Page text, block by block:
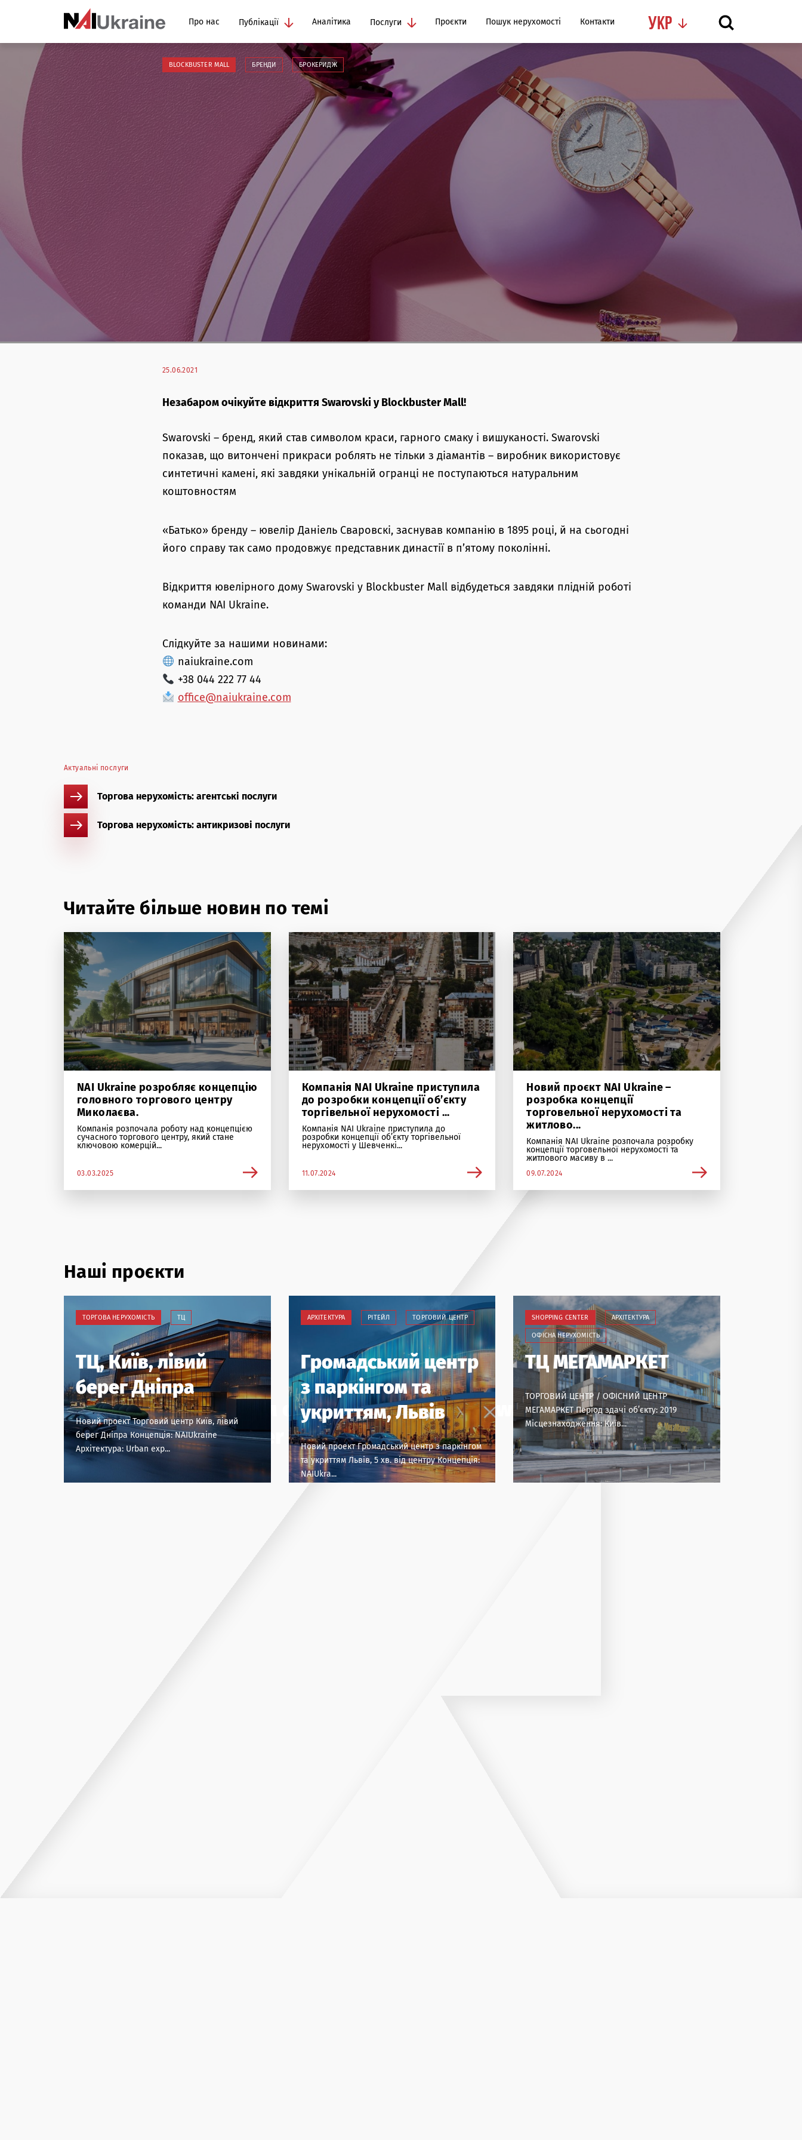
Про нас Публікації Аналітика Послуги Проєкти Пошук нерухомості Контакти Укр
BLOCKBUSTER MALL БРЕНДИ БРОКЕРИДЖ
Незабаром очікуйте відкриття Swarovski у
Blockbuster Mall!
25.06.2021
Незабаром очікуйте відкриття Swarovski у Blockbuster Mall!
Swarovski – бренд, який став символом краси, гарного смаку і вишуканості. Swarovski
показав, що витончені прикраси роблять не тільки з діамантів – виробник використовує
синтетичні камені, які завдяки унікальній огранці не поступаються натуральним
коштовностям
«Батько» бренду – ювелір Даніель Сваровскі, заснував компанію в 1895 році, й на сьогодні
його справу так само продовжує представник династії в п’ятому поколінні.
Відкриття ювелірного дому Swarovski у Blockbuster Mall відбудеться завдяки плідній роботі
команди NAI Ukraine.
Слідкуйте за нашими новинами:
naiukraine.com
+38 044 222 77 44
office@naiukraine.com
Актуальні послуги
Торгова нерухомість: агентські послуги
Торгова нерухомість: антикризові послуги
Читайте більше новин по темі
NAI Ukraine розробляє концепцію
головного торгового центру
Миколаєва.
Компанія розпочала роботу над концепцією
сучасного торгового центру, який стане
ключовою комерцій...
03.03.2025
Компанія NAI Ukraine приступила
до розробки концепції об’єкту
торгівельної нерухомості ...
Компанія NAI Ukraine приступила до
розробки концепції об’єкту торгівельної
нерухомості у Шевченкі...
11.07.2024
Новий проєкт NAI Ukraine –
розробка концепції
торговельної нерухомості та
житлово...
Компанія NAI Ukraine розпочала розробку
концепції торговельної нерухомості та
житлового масиву в ...
09.07.2024
Наші проєкти
ТОРГОВА НЕРУХОМІСТЬ ТЦ
ТЦ, Київ, лівий
берег Дніпра
Новий проект Торговий центр Київ, лівий
берег Дніпра Концепція: NAIUkraine
Архітектура: Urban exp...
АРХІТЕКТУРА РІТЕЙЛ ТОРГОВИЙ ЦЕНТР
Громадський центр
з паркінгом та
укриттям, Львів
Новий проект Громадський центр з паркінгом
та укриттям Львів, 5 хв. від центру Концепція:
NAIUkra...
SHOPPING CENTER АРХІТЕКТУРА
ОФІСНА НЕРУХОМІСТЬ
ТЦ МЕГАМАРКЕТ
ТОРГОВИЙ ЦЕНТР / ОФІСНИЙ ЦЕНТР
МЕГАМАРКЕТ Період здачі об’єкту: 2019
Місцезнаходження: Київ...